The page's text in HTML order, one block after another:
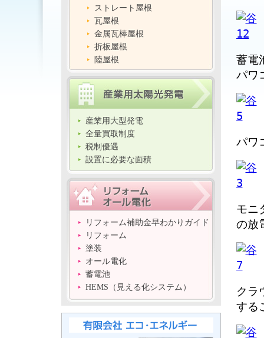
ストレート屋根
瓦屋根
金属瓦棒屋根
折板屋根
陸屋根
産業用大型発電
全量買取制度
税制優遇
設置に必要な面積
リフォーム補助金早わかりガイド
リフォーム
塗装
オール電化
蓄電池
HEMS（見える化システム）
蓄電
パワ
パワ
モニ
の放
クラ
する